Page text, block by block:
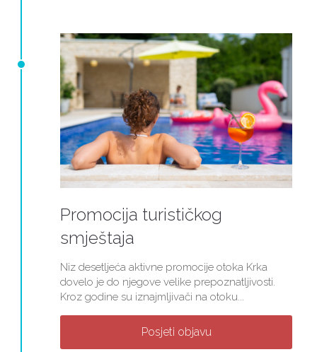
Promocija turističkog
smještaja
Niz desetljeća aktivne promocije otoka Krka
dovelo je do njegove velike prepoznatljivosti.
Kroz godine su iznajmljivači na otoku...
Posjeti objavu